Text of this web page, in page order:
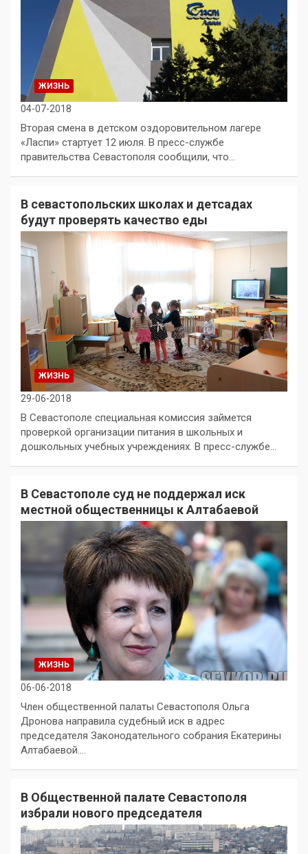
ЖИЗНЬ
04-07-2018
Вторая смена в детском оздоровительном лагере
«Ласпи» стартует 12 июля. В пресс-службе
правительства Севастополя сообщили, что…
В севастопольских школах и детсадах
будут проверять качество еды
ЖИЗНЬ
29-06-2018
В Севастополе специальная комиссия займется
проверкой организации питания в школьных и
дошкольных учебных учреждениях. В пресс-службе…
В Севастополе суд не поддержал иск
местной общественницы к Алтабаевой
ЖИЗНЬ
06-06-2018
Член общественной палаты Севастополя Ольга
Дронова направила судебный иск в адрес
председателя Законодательного собрания Екатерины
Алтабаевой.…
В Общественной палате Севастополя
избрали нового председателя